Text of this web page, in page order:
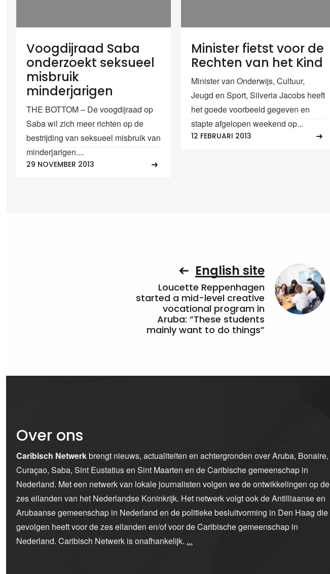
Voogdijraad Saba
onderzoekt seksueel
misbruik
minderjarigen
THE BOTTOM – De voogdijraad op
Saba wil zich meer richten op de
bestrijding van seksueel misbruik van
minderjarigen....
29 NOVEMBER 2013
Minister fietst voor de
Rechten van het Kind
Minister van Onderwijs, Cultuur,
Jeugd en Sport, Silveria Jacobs heeft
het goede voorbeeld gegeven en
stapte afgelopen weekend op...
12 FEBRUARI 2013
English site
Loucette Reppenhagen
started a mid-level creative
vocational program in
Aruba: “These students
mainly want to do things”
Over ons
Caribisch Netwerkbrengt nieuws, actualiteiten en achtergronden over Aruba, Bonaire,
Curaçao, Saba, Sint Eustatius en Sint Maarten en de Caribische gemeenschap in
Nederland. Met een netwerk van lokale journalisten volgen we de ontwikkelingen op de
zes eilanden van het Nederlandse Koninkrijk. Het netwerk volgt ook de Antilliaanse en
Arubaanse gemeenschap in Nederland en de politieke besluitvorming in Den Haag die
gevolgen heeft voor de zes eilanden en/of voor de Caribische gemeenschap in
Nederland. Caribisch Netwerk is onafhankelijk. ...